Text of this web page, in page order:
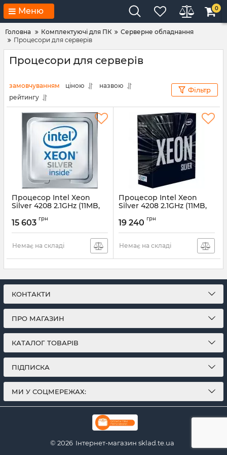
Меню 0
Головна Комплектуючі для ПК
Серверне обладнання
Процесори для серверів
Процесори для серверів
замовчуванням ціною
назвою
рейтингу
Фільтр
Процесор Intel Xeon
Silver 4208 2.1GHz (11MB,
(CD8069503956401)
Артикул: CD8069503956401
15 603 грн
Немає на складі
Процесор Intel Xeon
Silver 4208 2.1GHz (11MB,
(BX806954208)
Артикул: BX806954208
19 240 грн
Немає на складі
КОНТАКТИ
ПРО МАГАЗИН
КАТАЛОГ ТОВАРІВ
ПІДПИСКА
МИ У СОЦМЕРЕЖАХ:
© 2026 Інтернет-магазин sklad.te.ua